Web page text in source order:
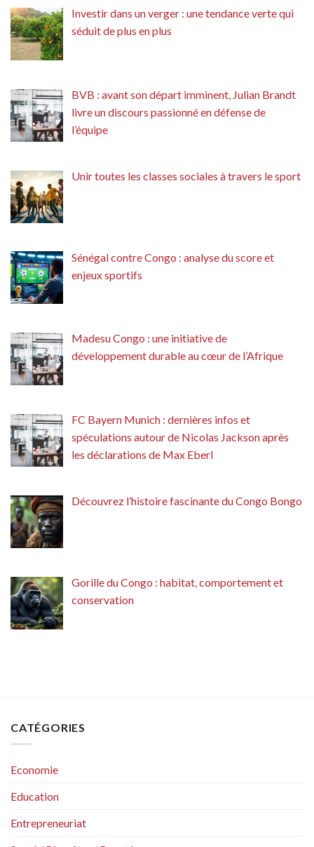
Investir dans un verger : une tendance verte qui
séduit de plus en plus
BVB : avant son départ imminent, Julian Brandt
livre un discours passionné en défense de
l’équipe
Unir toutes les classes sociales à travers le sport
Sénégal contre Congo : analyse du score et
enjeux sportifs
Madesu Congo : une initiative de
développement durable au cœur de l’Afrique
FC Bayern Munich : dernières infos et
spéculations autour de Nicolas Jackson après
les déclarations de Max Eberl
Découvrez l’histoire fascinante du Congo Bongo
Gorille du Congo : habitat, comportement et
conservation
CATÉGORIES
Economie
Education
Entrepreneuriat